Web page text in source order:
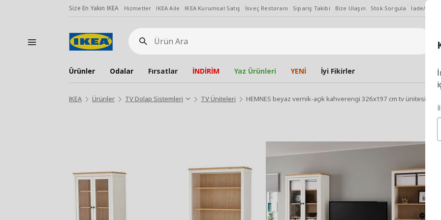
Size En Yakın IKEA Hizmetler IKEA Aile IKEA Kurumsal Satış İsveç Restoranı Sipariş Takibi Bize Ulaşın Stok Sorgula İade/
Ürün
Ara
Ürünler Odalar Fırsatlar İNDİRİM Yaz Ürünleri YENİ İyi Fikirler
IKEA Ürünler TV Dolap Sistemleri TV Üniteleri HEMNES beyaz vernik-açık kahverengi 326x197 cm tv ünitesi